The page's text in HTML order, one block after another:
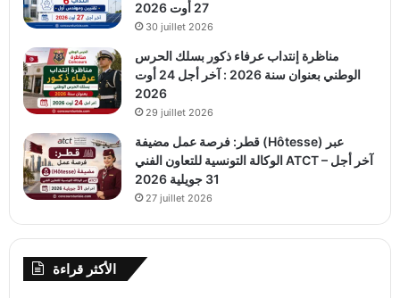
27 أوت 2026
30 juillet 2026
مناظرة إنتداب عرفاء ذكور بسلك الحرس
الوطني بعنوان سنة 2026 : آخر أجل 24 أوت
2026
29 juillet 2026
قطر: فرصة عمل مضيفة (Hôtesse) عبر
الوكالة التونسية للتعاون الفني ATCT – آخر أجل
31 جويلية 2026
27 juillet 2026
الأكثر قراءة